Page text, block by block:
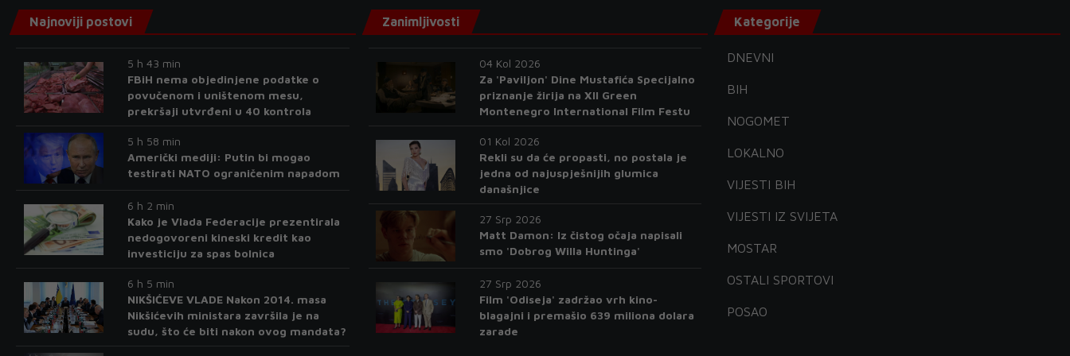
Najnoviji postovi
5 h 43 min
FBiH nema objedinjene podatke o
povučenom i uništenom mesu,
prekršaji utvrđeni u 40 kontrola
5 h 58 min
Američki mediji: Putin bi mogao
testirati NATO ograničenim napadom
6 h 2 min
Kako je Vlada Federacije prezentirala
nedogovoreni kineski kredit kao
investiciju za spas bolnica
6 h 5 min
NIKŠIĆEVE VLADE Nakon 2014. masa
Nikšićevih ministara završila je na
sudu, što će biti nakon ovog mandata?
Zanimljivosti
04 Kol 2026
Za 'Paviljon' Dine Mustafića Specijalno
priznanje žirija na XII Green
Montenegro International Film Festu
01 Kol 2026
Rekli su da će propasti, no postala je
jedna od najuspješnijih glumica
današnjice
27 Srp 2026
Matt Damon: Iz čistog očaja napisali
smo 'Dobrog Willa Huntinga'
27 Srp 2026
Film 'Odiseja' zadržao vrh kino-
blagajni i premašio 639 miliona dolara
zarade
Kategorije
DNEVNI
BIH
NOGOMET
LOKALNO
VIJESTI BIH
VIJESTI IZ SVIJETA
MOSTAR
OSTALI SPORTOVI
POSAO